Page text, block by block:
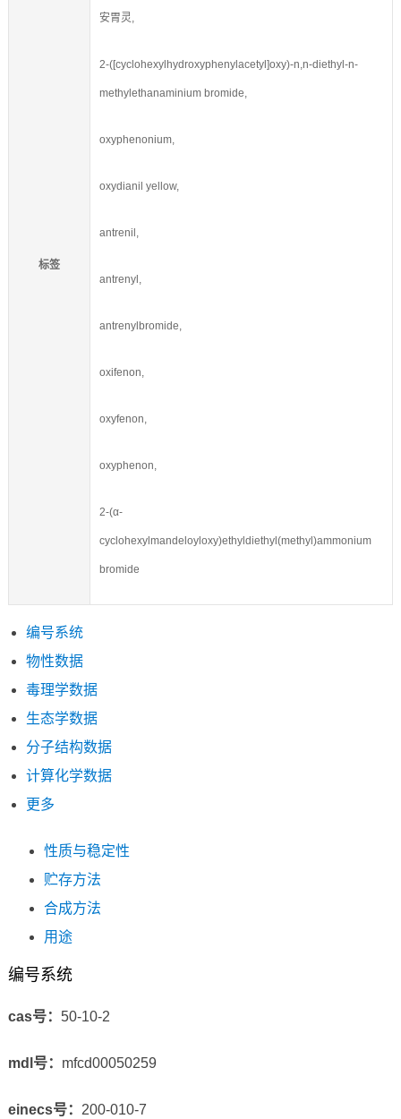
标签
安胃灵,
2-([cyclohexylhydroxyphenylacetyl]oxy)-n,n-diethyl-n-
methylethanaminium bromide,
oxyphenonium,
oxydianil yellow,
antrenil,
antrenyl,
antrenylbromide,
oxifenon,
oxyfenon,
oxyphenon,
2-(α-
cyclohexylmandeloyloxy)ethyldiethyl(methyl)ammonium
bromide
编号系统
物性数据
毒理学数据
生态学数据
分子结构数据
计算化学数据
更多
性质与稳定性
贮存方法
合成方法
用途
编号系统
cas号： 50-10-2
mdl号： mfcd00050259
einecs号： 200-010-7